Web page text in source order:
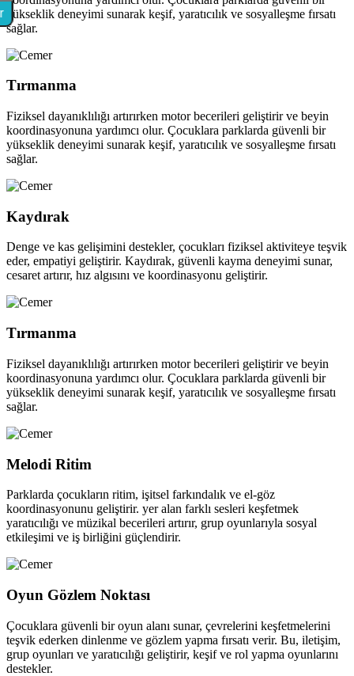
yükseklik deneyimi sunarak keşif, yaratıcılık ve sosyalleşme fırsatı
sağlar.
Tırmanma
Fiziksel dayanıklılığı artırırken motor becerileri geliştirir ve beyin
koordinasyonuna yardımcı olur. Çocuklara parklarda güvenli bir
yükseklik deneyimi sunarak keşif, yaratıcılık ve sosyalleşme fırsatı
sağlar.
Kaydırak
Denge ve kas gelişimini destekler, çocukları fiziksel aktiviteye teşvik
eder, empatiyi geliştirir. Kaydırak, güvenli kayma deneyimi sunar,
cesaret artırır, hız algısını ve koordinasyonu geliştirir.
Tırmanma
Fiziksel dayanıklılığı artırırken motor becerileri geliştirir ve beyin
koordinasyonuna yardımcı olur. Çocuklara parklarda güvenli bir
yükseklik deneyimi sunarak keşif, yaratıcılık ve sosyalleşme fırsatı
sağlar.
Melodi Ritim
Parklarda çocukların ritim, işitsel farkındalık ve el-göz
koordinasyonunu geliştirir. yer alan farklı sesleri keşfetmek
yaratıcılığı ve müzikal becerileri artırır, grup oyunlarıyla sosyal
etkileşimi ve iş birliğini güçlendirir.
Oyun Gözlem Noktası
Çocuklara güvenli bir oyun alanı sunar, çevrelerini keşfetmelerini
teşvik ederken dinlenme ve gözlem yapma fırsatı verir. Bu, iletişim,
grup oyunları ve yaratıcılığı geliştirir, keşif ve rol yapma oyunlarını
destekler.